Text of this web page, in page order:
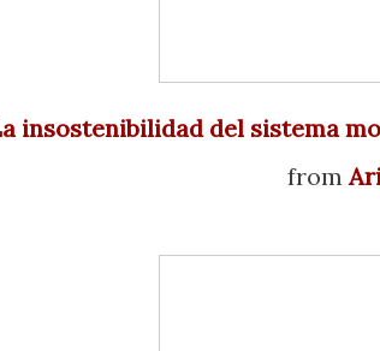
La insostenibilidad del sistema
from